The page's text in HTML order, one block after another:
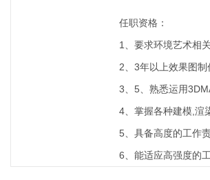
任职资格：
1、要求环境艺术相
2、3年以上效果图
3、5、熟悉运用
4、掌握各种建模,渲
5、具备高度的工作
6、能适应高强度的